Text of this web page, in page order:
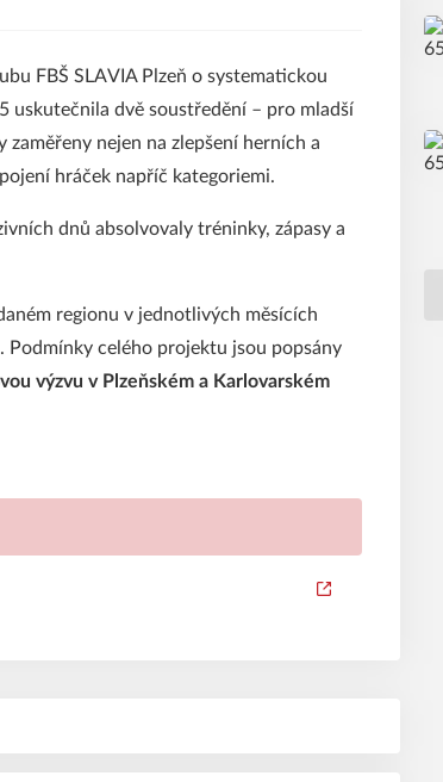
FBŠ SLAVIA Plzeň o systematickou
uskutečnila dvě soustředění – pro mladší
nejen na zlepšení herních a
hráček napříč kategoriemi.
dnů absolvovaly tréninky, zápasy a
regionu v jednotlivých měsících
Podmínky celého projektu jsou popsány
výzvu v Plzeňském a Karlovarském